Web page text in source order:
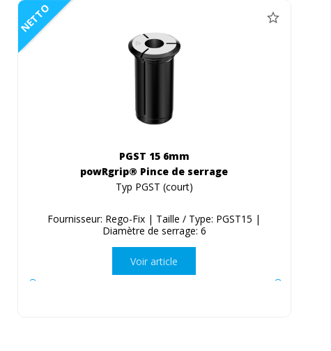
NETTO
PGST 15 6mm
powRgrip® Pince de serrage
Typ PGST (court)
Fournisseur: Rego-Fix | Taille / Type: PGST15 |
Diamètre de serrage: 6
Voir article